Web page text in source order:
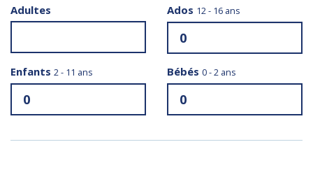
Adultes Ados 12 - 16 ans
Enfants 2 - 11 ans Bébés 0 - 2 ans